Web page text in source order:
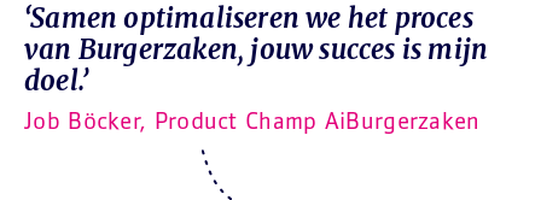
‘Samen optimaliseren we het proces
van Burgerzaken, jouw succes is mijn
doel.’
Job Böcker, Product Champ AiBurgerzaken